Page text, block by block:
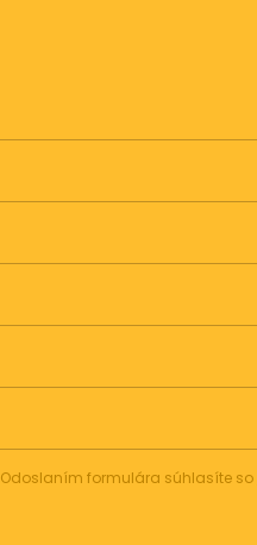
Odoslaním formulára súhlasíte so